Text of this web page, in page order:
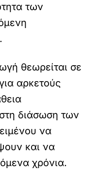
των
θεωρείται σε
αρκετούς
διάσωση των
να
και να
χρόνια.